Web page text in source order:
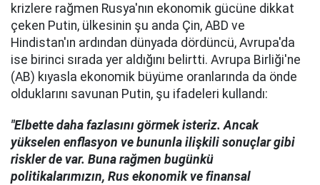
krizlere rağmen Rusya'nın ekonomik gücüne dikkat
çeken Putin, ülkesinin şu anda Çin, ABD ve
Hindistan'ın ardından dünyada dördüncü, Avrupa'da
ise birinci sırada yer aldığını belirtti. Avrupa Birliği'ne
(AB) kıyasla ekonomik büyüme oranlarında da önde
olduklarını savunan Putin, şu ifadeleri kullandı:
"Elbette daha fazlasını görmek isteriz. Ancak
yükselen enflasyon ve bununla ilişkili sonuçlar gibi
riskler de var. Buna rağmen bugünkü
politikalarımızın, Rus ekonomik ve finansal